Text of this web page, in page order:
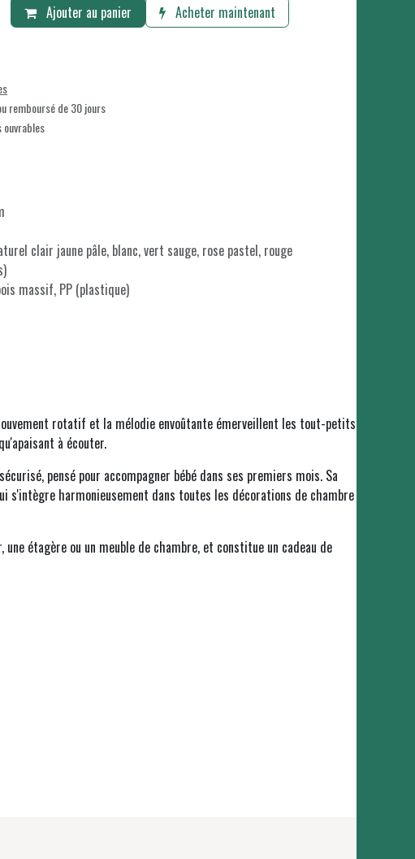
Ajouter au panier Acheter maintenant
remboursé de 30 jours
ouvrables
clair jaune pâle, blanc, vert sauge, rose pastel, rouge
massif, PP (plastique)
rotatif et la mélodie envoûtante émerveillent les tout-petits
à écouter.
pensé pour accompagner bébé dans ses premiers mois. Sa
harmonieusement dans toutes les décorations de chambre
étagère ou un meuble de chambre, et constitue un cadeau de